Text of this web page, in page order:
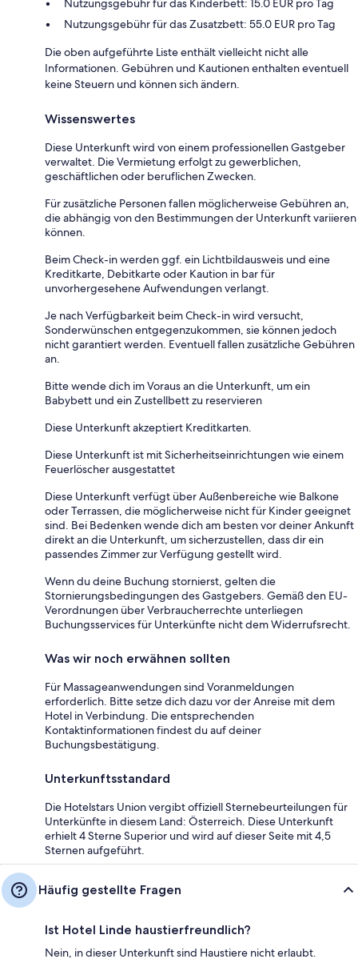
Nutzungsgebühr für das Kinderbett: 15.0 EUR pro Tag
Nutzungsgebühr für das Zusatzbett: 55.0 EUR pro Tag
Die oben aufgeführte Liste enthält vielleicht nicht alle
Informationen. Gebühren und Kautionen enthalten eventuell
keine Steuern und können sich ändern.
Wissenswertes
Diese Unterkunft wird von einem professionellen Gastgeber
verwaltet. Die Vermietung erfolgt zu gewerblichen,
geschäftlichen oder beruflichen Zwecken.
Für zusätzliche Personen fallen möglicherweise Gebühren an,
die abhängig von den Bestimmungen der Unterkunft variieren
können.
Beim Check-in werden ggf. ein Lichtbildausweis und eine
Kreditkarte, Debitkarte oder Kaution in bar für
unvorhergesehene Aufwendungen verlangt.
Je nach Verfügbarkeit beim Check-in wird versucht,
Sonderwünschen entgegenzukommen, sie können jedoch
nicht garantiert werden. Eventuell fallen zusätzliche Gebühren
an.
Bitte wende dich im Voraus an die Unterkunft, um ein
Babybett und ein Zustellbett zu reservieren
Diese Unterkunft akzeptiert Kreditkarten.
Diese Unterkunft ist mit Sicherheitseinrichtungen wie einem
Feuerlöscher ausgestattet
Diese Unterkunft verfügt über Außenbereiche wie Balkone
oder Terrassen, die möglicherweise nicht für Kinder geeignet
sind. Bei Bedenken wende dich am besten vor deiner Ankunft
direkt an die Unterkunft, um sicherzustellen, dass dir ein
passendes Zimmer zur Verfügung gestellt wird.
Wenn du deine Buchung stornierst, gelten die
Stornierungsbedingungen des Gastgebers. Gemäß den EU-
Verordnungen über Verbraucherrechte unterliegen
Buchungsservices für Unterkünfte nicht dem Widerrufsrecht.
Was wir noch erwähnen sollten
Für Massageanwendungen sind Voranmeldungen
erforderlich. Bitte setze dich dazu vor der Anreise mit dem
Hotel in Verbindung. Die entsprechenden
Kontaktinformationen findest du auf deiner
Buchungsbestätigung.
Unterkunftsstandard
Die Hotelstars Union vergibt offiziell Sternebeurteilungen für
Unterkünfte in diesem Land: Österreich. Diese Unterkunft
erhielt 4 Sterne Superior und wird auf dieser Seite mit 4,5
Sternen aufgeführt.
Häufig gestellte Fragen
Ist Hotel Linde haustierfreundlich?
Nein, in dieser Unterkunft sind Haustiere nicht erlaubt.